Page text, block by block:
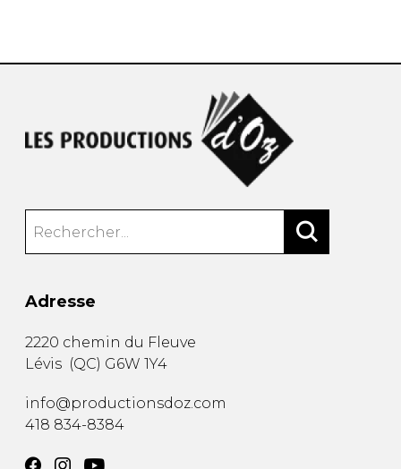
Adresse
2220 chemin du Fleuve
Lévis (QC) G6W 1Y4
info@productionsdoz.com
418 834-8384